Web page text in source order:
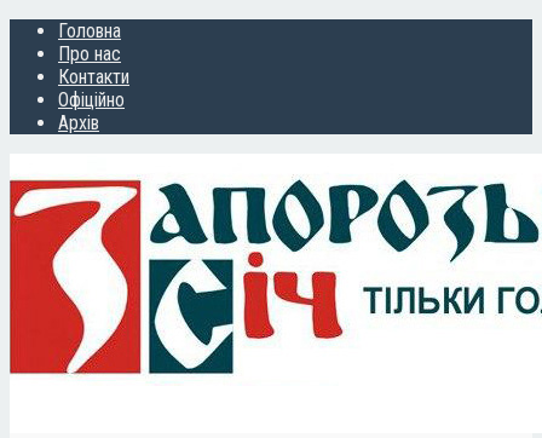
Головна
Про нас
Контакти
Офіційно
Архів